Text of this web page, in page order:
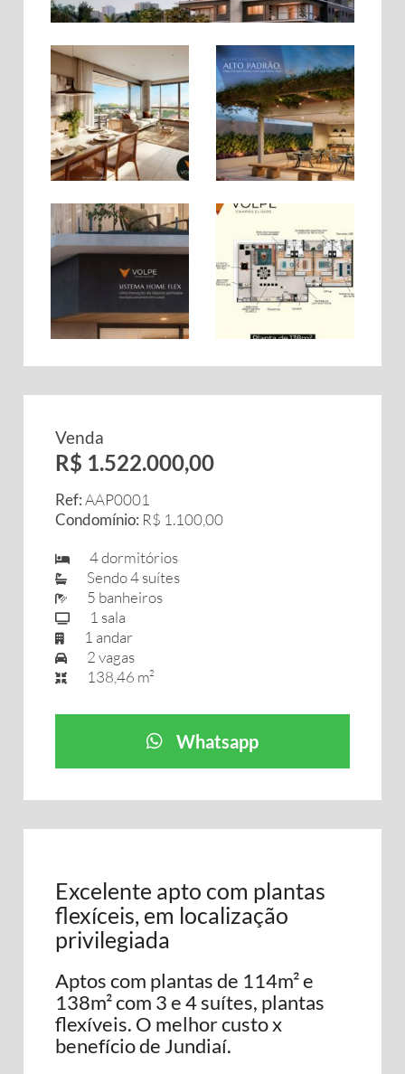
Venda
R$ 1.522.000,00
Ref:AAP0001
Condomínio: R$ 1.100,00
4 dormitórios
Sendo 4 suítes
5 banheiros
1 sala
1 andar
2 vagas
138,46 m²
Whatsapp
Excelente apto com plantas
flexíceis, em localização
privilegiada
Aptos com plantas de 114m² e
138m² com 3 e 4 suítes, plantas
flexíveis. O melhor custo x
benefício de Jundiaí.